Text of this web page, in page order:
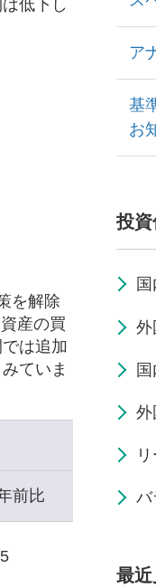
低下し
を解除
産の買
は追加
ていま
前比
ア
基
お
投
外
外
バ
最